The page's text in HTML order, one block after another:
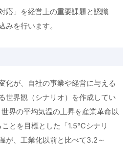
応」を経営上の重要課題と認識
みを行います。
化が、自社の事業や経営に与える
世界観（シナリオ）を作成してい
界の平均気温の上昇を産業革命以
とを目標とした「1.5℃シナリ
が、工業化以前と比べて3.2～